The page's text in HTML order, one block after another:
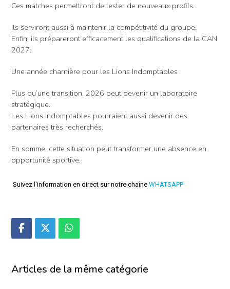
Ces matches permettront de tester de nouveaux profils.
Ils serviront aussi à maintenir la compétitivité du groupe.
Enfin, ils prépareront efficacement les qualifications de la CAN
2027.
Une année charnière pour les Lions Indomptables
Plus qu’une transition, 2026 peut devenir un laboratoire
stratégique.
Les Lions Indomptables pourraient aussi devenir des
partenaires très recherchés.
En somme, cette situation peut transformer une absence en
opportunité sportive.
Suivez l'information en direct sur notre chaîne WHATSAPP
Articles de la même catégorie